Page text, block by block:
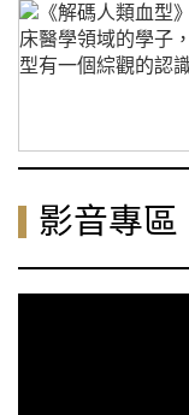
影音專區